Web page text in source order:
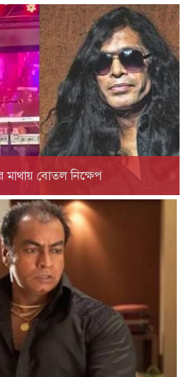
মাথায় বোতল নিক্ষেপ